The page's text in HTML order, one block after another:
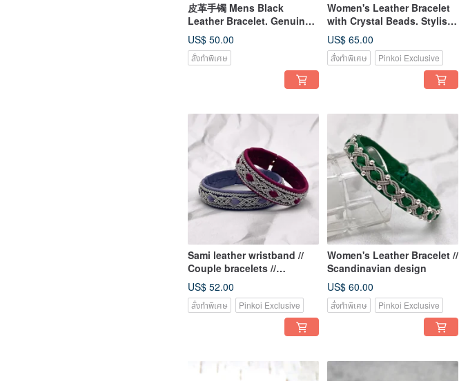
皮革手镯 Mens Black
Leather Bracelet. Genuine
leather bracelet in
Scandinavian style
US$ 50.00
สั่งทำพิเศษ
Women's Leather Bracelet
with Crystal Beads. Stylish
bracelet for girls
US$ 65.00
สั่งทำพิเศษ Pinkoi Exclusive
Sami leather wristband //
Couple bracelets //
Scandinavian design
jewelry
US$ 52.00
สั่งทำพิเศษ Pinkoi Exclusive
Women's Leather Bracelet //
Scandinavian design
US$ 60.00
สั่งทำพิเศษ Pinkoi Exclusive